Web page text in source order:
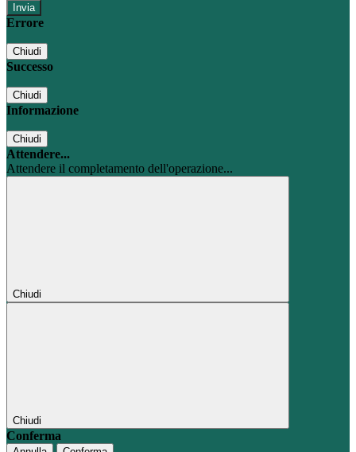
Errore
Chiudi
Successo
Chiudi
Informazione
Chiudi
Attendere...
Attendere il completamento dell'operazione...
Chiudi
Chiudi
Conferma